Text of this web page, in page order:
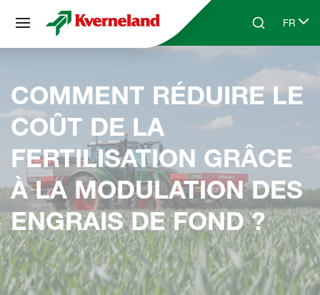
Skip to main contentSearchFR
Select
COMMENT RÉDUIRE LE
COÛT DE LA
FERTILISATION GRÂCE
À LA MODULATION DES
ENGRAIS DE FOND ?
Panneau de gestion des cookies